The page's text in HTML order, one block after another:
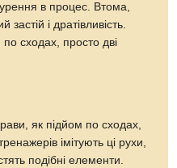
в процес. Втома,
і дратівливість.
сходах, просто дві
як підйом по сходах,
імітують ці рухи,
подібні елементи.